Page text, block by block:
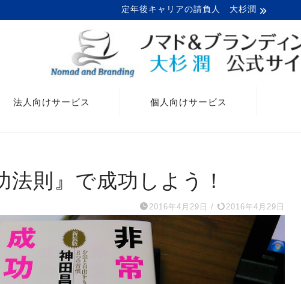
定年後キャリアの請負人 大杉潤
法人向けサービス 個人向けサービス
法則』で成功しよう！
2016年4月29日 / 2016年4月29日